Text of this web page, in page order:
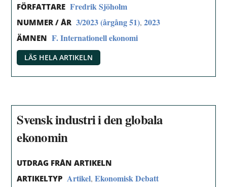
FÖRFATTARE Fredrik Sjöholm
NUMMER / ÅR 3/2023 (årgång 51),2023
ÄMNEN F. Internationell ekonomi
LÄS HELA ARTIKELN
Svensk industri i den globala
ekonomin
UTDRAG FRÅN ARTIKELN
ARTIKELTYP Artikel,Ekonomisk Debatt